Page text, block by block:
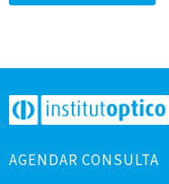
AGENDAR CONSULTA